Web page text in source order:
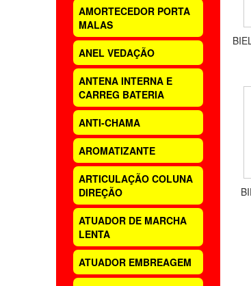
AMORTECEDOR PORTA
MALAS
ANEL VEDAÇÃO
ANTENA INTERNA E
CARREG BATERIA
ANTI-CHAMA
AROMATIZANTE
ARTICULAÇÃO COLUNA
DIREÇÃO
ATUADOR DE MARCHA
LENTA
ATUADOR EMBREAGEM